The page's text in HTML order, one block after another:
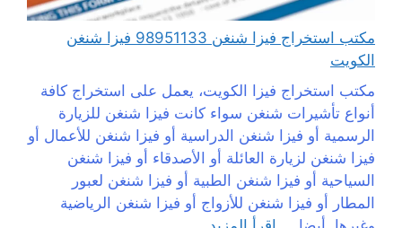
مكتب استخراج فيزا شنغن 98951133 فيزا شنغن
الكويت
مكتب استخراج فيزا الكويت، يعمل على استخراج كافة
أنواع تأشيرات شنغن سواء كانت فيزا شنغن للزيارة
الرسمية أو فيزا شنغن الدراسية أو فيزا شنغن للأعمال أو
فيزا شنغن لزيارة العائلة أو الأصدقاء أو فيزا شنغن
السياحية أو فيزا شنغن الطبية أو فيزا شنغن لعبور
المطار أو فيزا شنغن للأزواج أو فيزا شنغن الرياضية